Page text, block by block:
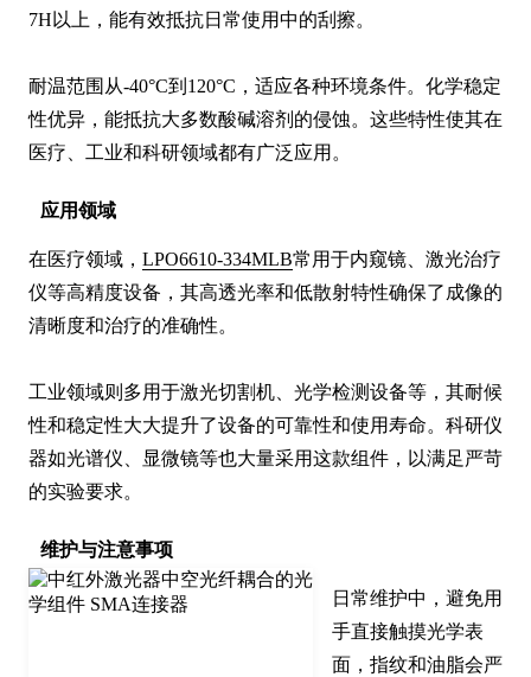
7H以上，能有效抵抗日常使用中的刮擦。
耐温范围从-40°C到120°C，适应各种环境条件。化学稳定
性优异，能抵抗大多数酸碱溶剂的侵蚀。这些特性使其在
医疗、工业和科研领域都有广泛应用。
应用领域
在医疗领域， LPO6610-334MLB常用于内窥镜、激光治疗
仪等高精度设备，其高透光率和低散射特性确保了成像的
清晰度和治疗的准确性。
工业领域则多用于激光切割机、光学检测设备等，其耐候
性和稳定性大大提升了设备的可靠性和使用寿命。科研仪
器如光谱仪、显微镜等也大量采用这款组件，以满足严苛
的实验要求。
维护与注意事项
日常维护中，避免用
手直接触摸光学表
面，指纹和油脂会严